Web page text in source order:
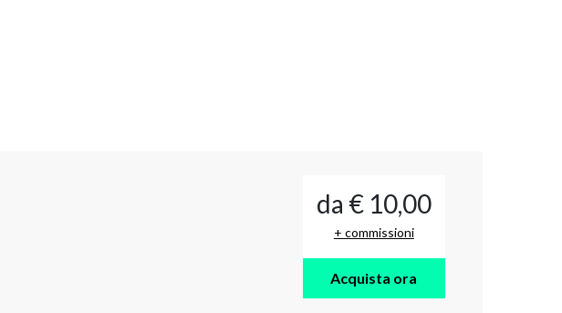
da € 10,00
+ commissioni
Acquista ora